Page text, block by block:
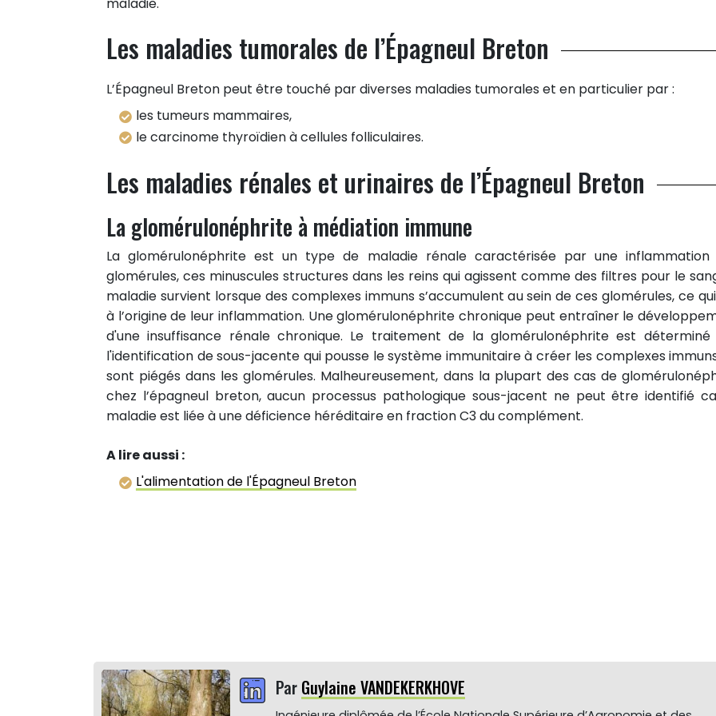
Les maladies tumorales de l’Épagneul Breton
L’Épagneul Breton peut être touché par diverses maladies tumorales et en particulier par :
les tumeurs mammaires,
le carcinome thyroïdien à cellules folliculaires.
Les maladies rénales et urinaires de l’Épagneul Breton
La glomérulonéphrite à médiation immune
La glomérulonéphrite est un type de maladie rénale caractérisée par une inflammation
glomérules, ces minuscules structures dans les reins qui agissent comme des filtres pour le
maladie survient lorsque des complexes immuns s’accumulent au sein de ces glomérules, ce
à l’origine de leur inflammation. Une glomérulonéphrite chronique peut entraîner le
d'une insuffisance rénale chronique. Le traitement de la glomérulonéphrite est
l'identification de sous-jacente qui pousse le système immunitaire à créer les complexes
sont piégés dans les glomérules. Malheureusement, dans la plupart des cas de
chez l’épagneul breton, aucun processus pathologique sous-jacent ne peut être identifié
maladie est liée à une déficience héréditaire en fraction C3 du complément.
A lire aussi :
L'alimentation de l'Épagneul Breton
Par Guylaine VANDEKERKHOVE